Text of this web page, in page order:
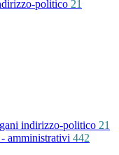
politico 21
indirizzo-politico 21
amministrativi 442